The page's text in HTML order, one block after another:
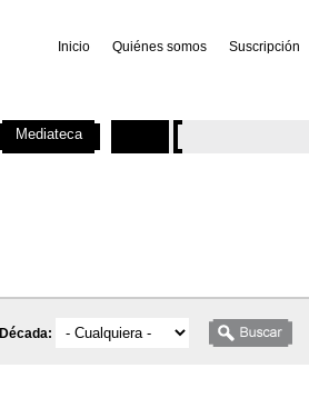
Inicio Quiénes somos Suscripción
Década:
Mediateca